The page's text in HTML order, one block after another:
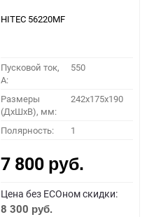
HITEC 56220MF
Пусковой ток,
A:
550
Размеры
(ДхШхВ), мм:
242x175x190
Полярность: 1
7 800 руб.
Цена без ECOном скидки:
8 300 руб.